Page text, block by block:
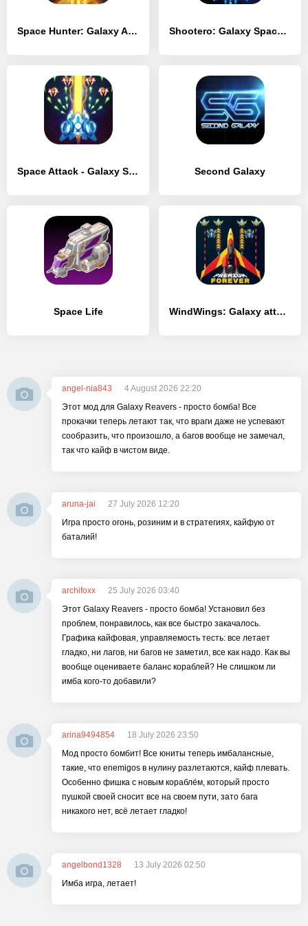
Space Hunter: Galaxy Attack Arcade Shooting Game Shootero: Galaxy Space Shooter
Space Attack - Galaxy Shooter Second Galaxy
Space Life WindWings: Galaxy attack Pro
angel-nia843
4 August 2026 22:20
Этот мод для Galaxy Reavers - просто бомба! Все
прокачки теперь летают так, что враги даже не успевают
сообразить, что произошло, а багов вообще не замечал,
так что кайф в чистом виде.
aruna-jai
27 July 2026 12:20
Игра просто огонь, розиним и в стратегиях, кайфую от
баталий!
archifoxx
25 July 2026 03:40
Этот Galaxy Reavers - просто бомба! Установил без
проблем, понравилось, как все быстро закачалось.
Графика кайфовая, управляемость тесть: все летает
гладко, ни лагов, ни багов не заметил, все как надо. Как вы
вообще оцениваете баланс кораблей? Не слишком ли
имба кого-то добавили?
arina9494854
18 July 2026 23:50
Мод просто бомбит! Все юниты теперь имбалансные,
такие, что enemigos в нулину разлетаются, кайф плевать.
Особенно фишка с новым кораблём, который просто
пушкой своей сносит все на своем пути, зато бага
никакого нет, всё летает гладко!
angelbond1328
13 July 2026 02:50
Имба игра, летает!